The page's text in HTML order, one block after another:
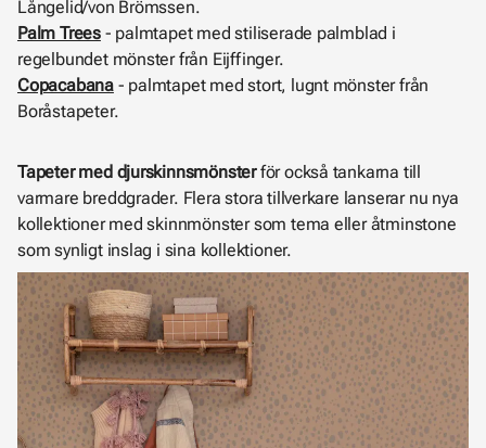
Långelid/von Brömssen.
Palm Trees- palmtapet med stiliserade palmblad i
regelbundet mönster från Eijffinger.
Copacabana- palmtapet med stort, lugnt mönster från
Boråstapeter.
Tapeter med djurskinnsmönsterför också tankarna till
varmare breddgrader. Flera stora tillverkare lanserar nu nya
kollektioner med skinnmönster som tema eller åtminstone
som synligt inslag i sina kollektioner.